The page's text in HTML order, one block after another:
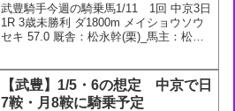
武豊騎手今週の騎乗馬1/11 1回 中京3日
1R 3歳未勝利 ダ1800m メイショウソウ
セキ 57.0 厩舎：松永幹(栗)_馬主：松本
1400m...
【武豊】1/5・6の想定 中京で日
7鞍・月8鞍に騎乗予定